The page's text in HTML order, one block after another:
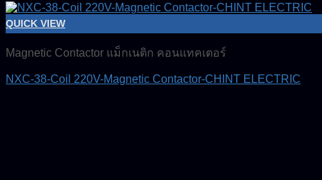
QUICK VIEW
Magnetic Contactor แม็กเนติก คอนแทคเตอร์
NXC-38-Coil 220V-Magnetic Contactor-CHINT ELECTRIC